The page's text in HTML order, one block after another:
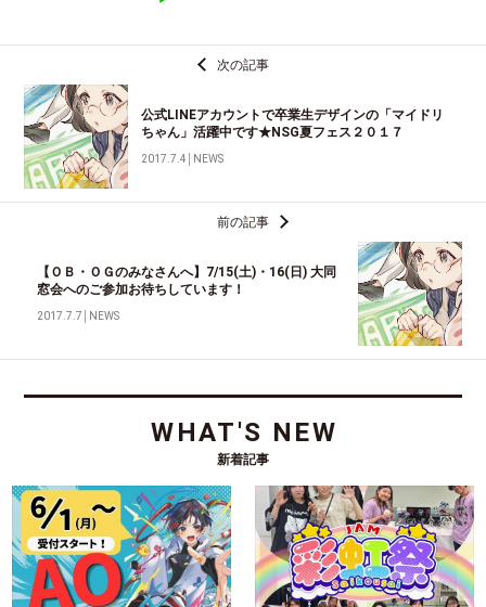
次の記事
公式LINEアカウントで卒業生デザインの「マイドリ
ちゃん」活躍中です★NSG夏フェス２０１７
2017.7.4 NEWS
前の記事
【ＯＢ・ＯＧのみなさんへ】7/15(土)・16(日) 大同
窓会へのご参加お待ちしています！
2017.7.7 NEWS
WHAT'S NEW
新着記事